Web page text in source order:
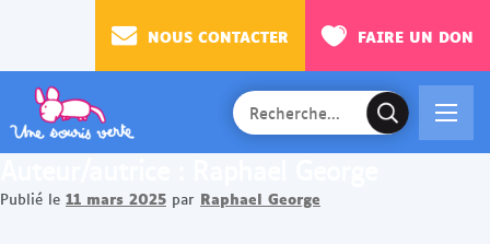
NOUS CONTACTER FAIRE UN DON
Rechercher
sur
le
V
a
Ac
cé
Publié le 11 mars 2025 par Raphael George